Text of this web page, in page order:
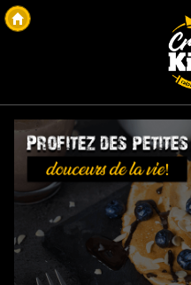
Copyright Des-click